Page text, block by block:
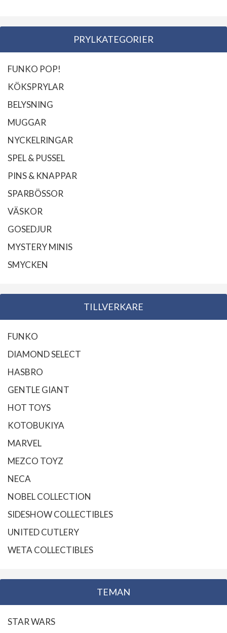
PRYLKATEGORIER
FUNKO POP!
KÖKSPRYLAR
BELYSNING
MUGGAR
NYCKELRINGAR
SPEL & PUSSEL
PINS & KNAPPAR
SPARBÖSSOR
VÄSKOR
GOSEDJUR
MYSTERY MINIS
SMYCKEN
TILLVERKARE
FUNKO
DIAMOND SELECT
HASBRO
GENTLE GIANT
HOT TOYS
KOTOBUKIYA
MARVEL
MEZCO TOYZ
NECA
NOBEL COLLECTION
SIDESHOW COLLECTIBLES
UNITED CUTLERY
WETA COLLECTIBLES
TEMAN
STAR WARS